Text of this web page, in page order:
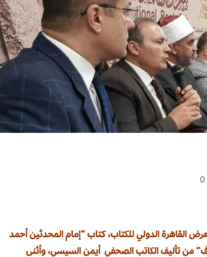
0
القاهرة الدولي للكتاب، كتاب “إمام المحدثين أحمد
من تأليف الكاتب الصحفي أيمن السيسي، وأثنى